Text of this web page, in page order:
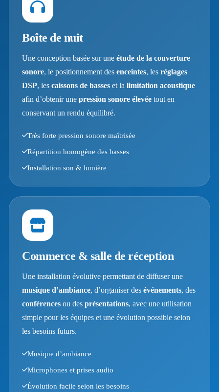
Boîte de nuit
Une conception basée sur une étude de la couverture
sonore, le positionnement des enceintes, les réglages
DSP, les caissons de basses et la limitation acoustique
afin d’obtenir une pression sonore élevée tout en
conservant un rendu équilibré.
Très forte pression sonore maîtrisée
Répartition homogène des basses
Installation son & lumière
Commerce & salle de réception
Une installation évolutive permettant de diffuser une
musique d’ambiance, d’organiser des événements, des
conférences ou des présentations, avec une utilisation
simple pour les équipes et une évolution possible selon
les besoins futurs.
Musique d’ambiance
Microphones et prises audio
Évolution facile selon les besoins